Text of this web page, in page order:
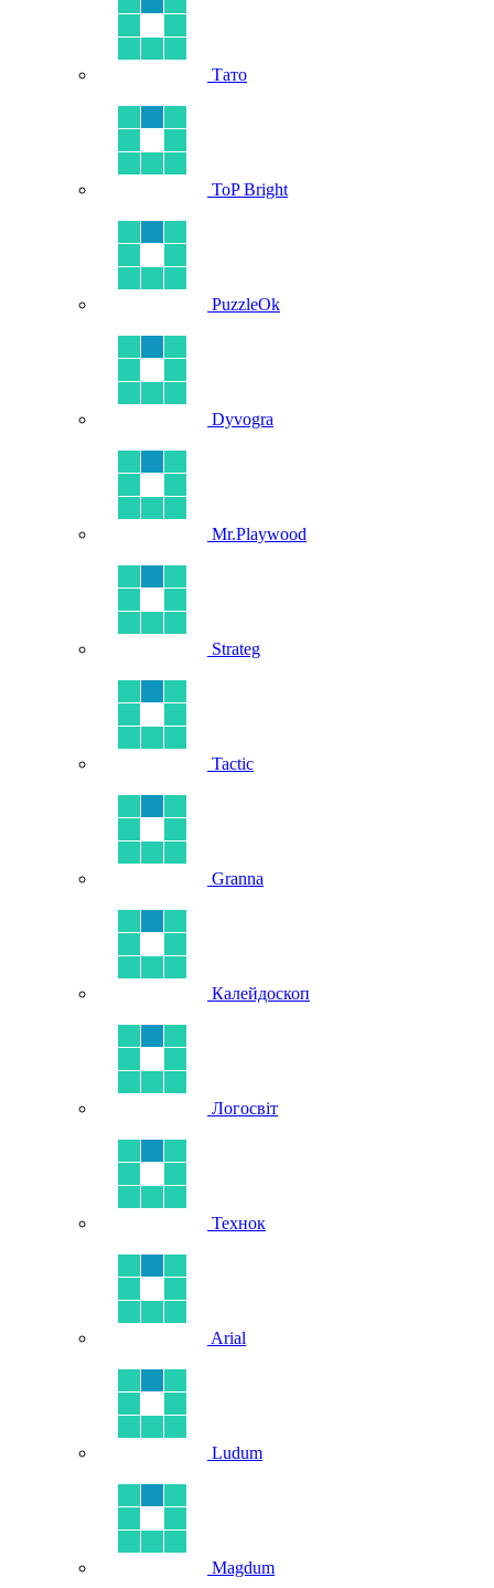
Тато
ToP Bright
PuzzleOk
Dyvogra
Mr.Playwood
Strateg
Tactic
Granna
Калейдоскоп
Логосвіт
Технок
Arial
Ludum
Magdum